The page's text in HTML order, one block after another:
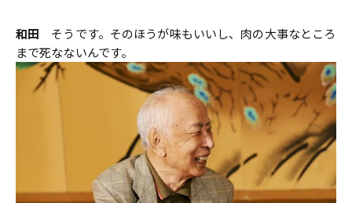
和田 そうです。そのほうが味もいいし、肉の大事なところ
まで死なないんです。